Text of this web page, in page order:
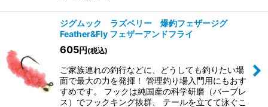
ジグムック ラズベリー 爆釣フェザージグ
Feather&Fly フェザーアンドフライ
605円 (税込)
ご家族連れの釣行などに、どうしても釣りたい場
面で最大の力を発揮！ 管理釣り場入門用にもおす
すめです。 フックは純国産の科学研磨（バーブレ
ス）でフックキング抜群、 テールを立てて泳ぐこ